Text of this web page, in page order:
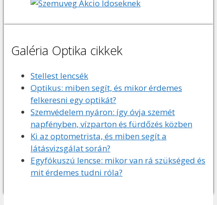
Galéria Optika cikkek
Stellest lencsék
Optikus: miben segít, és mikor érdemes
felkeresni egy optikát?
Szemvédelem nyáron: így óvja szemét
napfényben, vízparton és fürdőzés közben
Ki az optometrista, és miben segít a
látásvizsgálat során?
Egyfókuszú lencse: mikor van rá szükséged és
mit érdemes tudni róla?